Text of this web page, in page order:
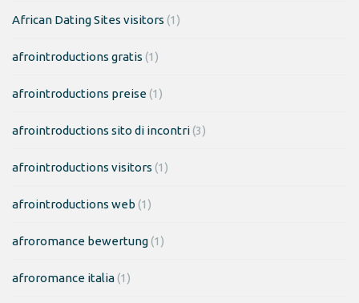
African Dating Sites visitors (1)
afrointroductions gratis (1)
afrointroductions preise(1)
afrointroductions sito di incontri(3)
afrointroductions visitors (1)
afrointroductions web (1)
afroromance bewertung(1)
afroromance italia(1)